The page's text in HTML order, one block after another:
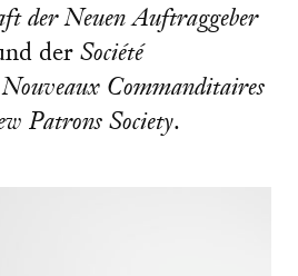
der Neuen Auftraggeber
der Société
Commanditaires
Patrons Society.